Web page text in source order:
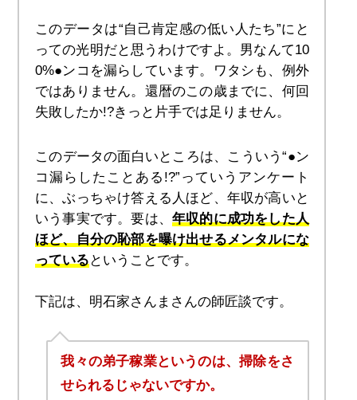
このデータは“自己肯定感の低い人たち”にと
っての光明だと思うわけですよ。男なんて10
0%●ンコを漏らしています。ワタシも、例外
ではありません。還暦のこの歳までに、何回
失敗したか!?きっと片手では足りません。
このデータの面白いところは、こういう“●ン
コ漏らしたことある!?”っていうアンケート
に、ぶっちゃけ答える人ほど、年収が高いと
いう事実です。要は、年収的に成功をした人
ほど、自分の恥部を曝け出せるメンタルにな
っているということです。
下記は、明石家さんまさんの師匠談です。
我々の弟子稼業というのは、掃除をさ
せられるじゃないですか。